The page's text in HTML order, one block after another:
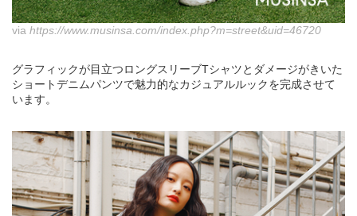
via https://www.musinsa.com/index.php?m=street&uid=46720
グラフィックが目立つロングスリーブTシャツとダメージがきいた
ショートデニムパンツで魅力的なカジュアルルックを完成させて
います。